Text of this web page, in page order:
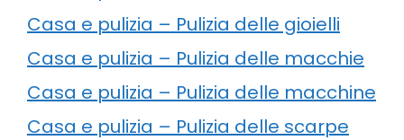
Casa e pulizia – Pulizia delle gioielli
Casa e pulizia – Pulizia delle macchie
Casa e pulizia – Pulizia delle macchine
Casa e pulizia – Pulizia delle scarpe